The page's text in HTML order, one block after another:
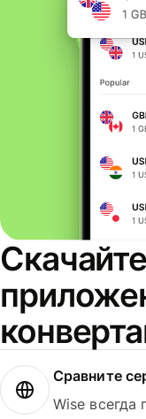
Сравните
Wise всегда